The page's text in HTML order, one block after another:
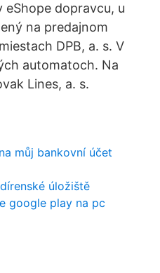
eShope dopravcu, u
na predajnom
DPB, a. s. V
automatoch. Na
Lines, a. s.
můj bankovní účet
úložiště
google play na pc